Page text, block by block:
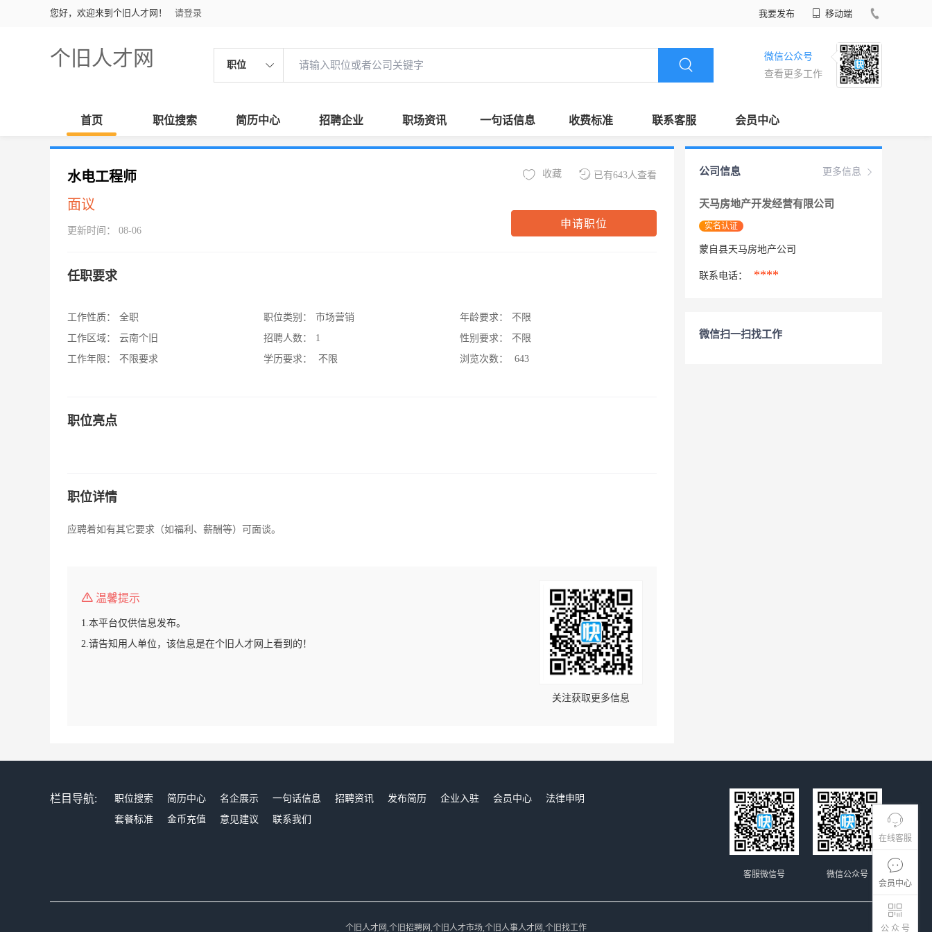
您好，欢迎来到个旧人才网！ 请登录 我要发布 移动端
个旧人才网 职位
微信公众号
查看更多工作
首页 职位搜索 简历中心 招聘企业 职场资讯 一句话信息 收费标准 联系客服 会员中心
在线客服
会员中心
公 众 号
水电工程师
面议
更新时间： 08-06
已有643人查看
收藏
申请职位
任职要求
工作性质：
全职
工作区域：
云南个旧
工作年限：
不限要求
职位类别：
市场营销
招聘人数：
1
学历要求：
不限
年龄要求：
不限
性别要求：
不限
浏览次数：
643
职位亮点
职位详情
应聘着如有其它要求（如福利、薪酬等）可面谈。
温馨提示
1.本平台仅供信息发布。
2.请告知用人单位，该信息是在个旧人才网上看到的！
关注获取更多信息
更多信息
公司信息
天马房地产开发经营有限公司
实名认证
蒙自县天马房地产公司
联系电话： ****
微信扫一扫找工作
栏目导航: 职位搜索 简历中心 名企展示 一句话信息 招聘资讯 发布简历 企业入驻 会员中心
法律申明
套餐标准
金币充值 意见建议 联系我们
微信公众号
客服微信号
个旧人才网,个旧招聘网,个旧人才市场,个旧人事人才网,个旧找工作